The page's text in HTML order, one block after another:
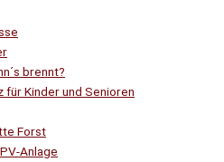
brennt?
für Kinder und Senioren
Forst
Anlage